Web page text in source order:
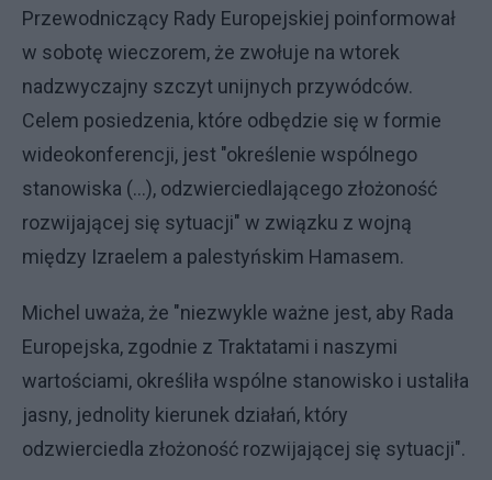
Przewodniczący Rady Europejskiej poinformował
w sobotę wieczorem, że zwołuje na wtorek
nadzwyczajny szczyt unijnych przywódców.
Celem posiedzenia, które odbędzie się w formie
wideokonferencji, jest "określenie wspólnego
stanowiska (...), odzwierciedlającego złożoność
rozwijającej się sytuacji" w związku z wojną
między Izraelem a palestyńskim Hamasem.
Michel uważa, że "niezwykle ważne jest, aby Rada
Europejska, zgodnie z Traktatami i naszymi
wartościami, określiła wspólne stanowisko i ustaliła
jasny, jednolity kierunek działań, który
odzwierciedla złożoność rozwijającej się sytuacji".